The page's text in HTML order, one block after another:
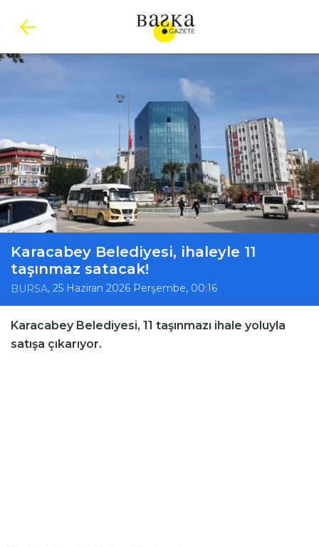
Karacabey Belediyesi, ihaleyle 11
taşınmaz satacak!
BURSA, 25 Haziran 2026 Perşembe, 00:16
Karacabey Belediyesi, 11 taşınmazı ihale yoluyla
satışa çıkarıyor.